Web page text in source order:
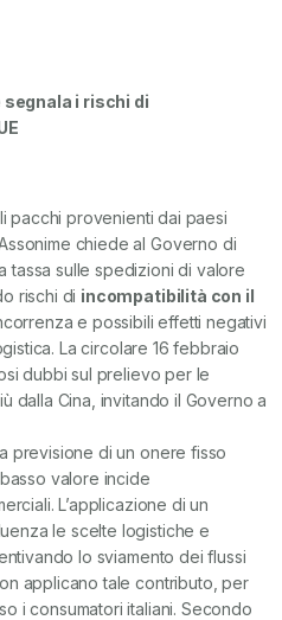
i rischi di
pacchi provenienti dai paesi
chiede al Governo di
tassa sulle spedizioni di valore
rischi di incompatibilità con il
e possibili effetti negativi
La circolare 16 febbraio
dubbi sul prelievo per le
dalla Cina, invitando il Governo a
previsione di un onere fisso
valore incide
L’applicazione di un
le scelte logistiche e
lo sviamento dei flussi
applicano tale contributo, per
i consumatori italiani. Secondo